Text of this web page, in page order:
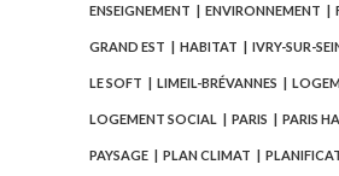
ENSEIGNEMENT ENVIRONNEMENT
GRAND EST HABITAT IVRY-SUR-
LE SOFT LIMEIL-BRÉVANNES
LOGEMENT SOCIAL PARIS PARIS
PAYSAGE PLAN CLIMAT